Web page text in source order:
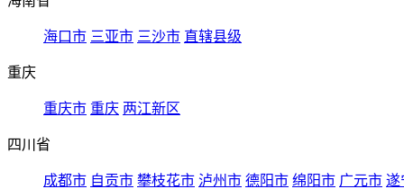
海口市 三亚市 三沙市 直辖县级
重庆
重庆市 重庆 两江新区
四川省
成都市 自贡市 攀枝花市 泸州市 德阳市 绵阳市 广元市 遂